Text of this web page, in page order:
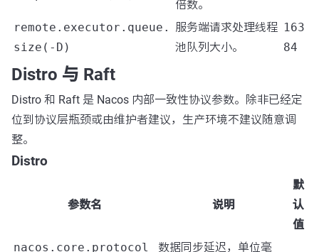
倍数。
remote.executor.queue.
size(-D)
服务端请求处理线程
池队列大小。
163
84
Distro 与 Raft
Distro 和 Raft 是 Nacos 内部一致性协议参数。除非已经定
位到协议层瓶颈或由维护者建议，生产环境不建议随意调
整。
Distro
参数名 说明
默
认
值
nacos.core.protocol
数据同步延迟，单位毫